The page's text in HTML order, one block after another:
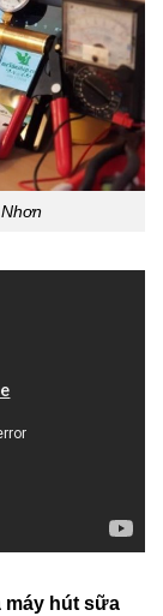
máy hút sữa